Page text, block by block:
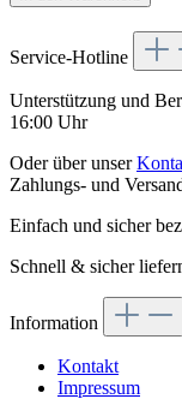
Service-Hotline
Unterstützung und
16:00 Uhr
Oder über unser
Zahlungs- und
Einfach und sicher
Schnell & sicher
Information
Kontakt
Impressum